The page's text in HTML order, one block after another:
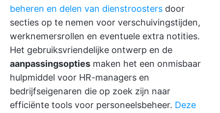
beheren en delen van dienstroosters door
secties op te nemen voor verschuivingstijden,
werknemersrollen en eventuele extra notities.
Het gebruiksvriendelijke ontwerp en de
aanpassingsopties maken het een onmisbaar
hulpmiddel voor HR-managers en
bedrijfseigenaren die op zoek zijn naar
efficiënte tools voor personeelsbeheer. Deze